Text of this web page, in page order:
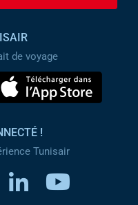
de voyage
!
Tunisair